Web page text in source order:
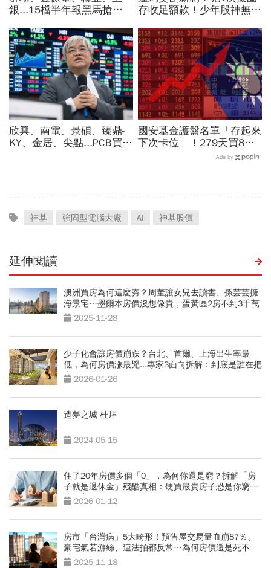
銀...15檔半年報黑馬搶先
標...真能複製鈺創、晶豪科
噴一波？
存收足額款！少年股神無本
違約交割後果「想貸款都
難」
欣興、南電、景碩、臻鼎-
KY、金居、尖點...PCB買誰
國安基金護盤名單「存起來
下次卡位」！279天買8檔
翻倍賺百億：鴻海、台達
Ads by
神基 強固型電腦大廠 AI 神基股價
延伸閱讀
澳洲買房為何這麼夯？周董讓女兒去讀書、孫芸芸擁
海景宅…墨爾本房價沒想像貴，蛋黃區2房不到3千萬
2025-11-28
少子化會讓房價崩跌？台北、首爾、上海出生率最
低，為何房價漲最兇...專家3面向拆解：到底是誰在把
房價往上推？
2026-01-26
造夢之城 杜拜
2024-05-15
住了20年房價多個「0」，為何你還是窮？拆解「房
子就是退休金」殘酷真相：硬買最貴房子恐是你窮一
輩子主因
2026-01-12
房市「台灣病」5大畸形！預售屋交易量血崩87％、
豪宅氣若游絲、連法拍都反常…為何房價還是死不
跌？2025-11-18